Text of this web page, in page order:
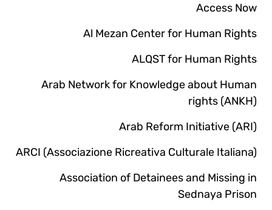
Access Now
Al Mezan Center for Human Rights
ALQST for Human Rights
Arab Network for Knowledge about Human
rights (ANKH)
Arab Reform Initiative (ARI)
ARCI (Associazione Ricreativa Culturale Italiana)
Association of Detainees and Missing in
Sednaya Prison